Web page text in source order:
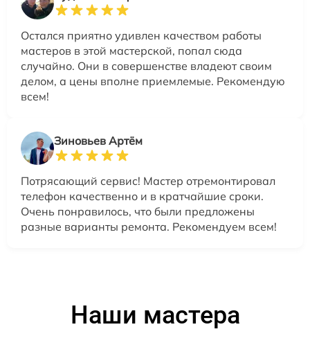
Остался приятно удивлен качеством работы
мастеров в этой мастерской, попал сюда
случайно. Они в совершенстве владеют своим
делом, а цены вполне приемлемые. Рекомендую
всем!
Зиновьев Артём
Потрясающий сервис! Мастер отремонтировал
телефон качественно и в кратчайшие сроки.
Очень понравилось, что были предложены
разные варианты ремонта. Рекомендуем всем!
Наши мастера